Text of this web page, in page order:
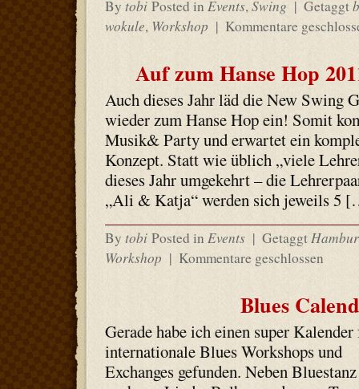
By tobi Posted in Events,Swing | Getaggt
wokule,Workshop | Kommentare
Auf zum Hanse Hop
Auch dieses Jahr läd die New Swing
wieder zum Hanse Hop ein! Somit
Musik& Party und erwartet ein
Konzept. Statt wie üblich „viele
dieses Jahr umgekehrt – die
„Ali & Katja“ werden sich jeweils 5
By tobi Posted in Events | Getaggt
Workshop | Kommentare geschlossen
Blues
Gerade habe ich einen super
internationale Blues Workshops und
Exchanges gefunden. Neben